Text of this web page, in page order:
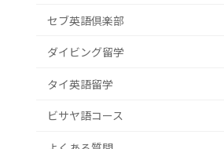
セブ英語倶楽部
ダイビング留学
タイ英語留学
ビサヤ語コース